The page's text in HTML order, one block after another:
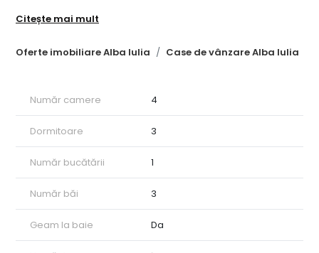
Oferte imobiliare Alba Iulia Case de vânzare Alba Iulia
are toate utilitatile si este aproape de statii de autobus, scoli
Merita vazut !
Citește mai mult
Număr camere 4
Dormitoare 3
Număr bucătării 1
Număr băi 3
Geam la baie Da